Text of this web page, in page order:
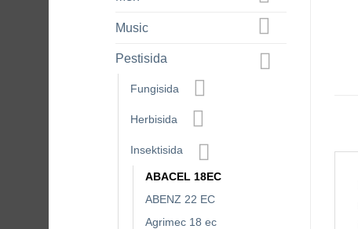
Music
Pestisida
Fungisida
Herbisida
Insektisida
ABACEL 18EC
ABENZ 22 EC
Agrimec 18 ec